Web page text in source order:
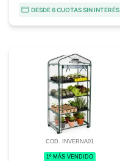
DESDE 6 CUOTAS SIN INTERÉS
COD. INVERNA01
1º MÁS VENDIDO